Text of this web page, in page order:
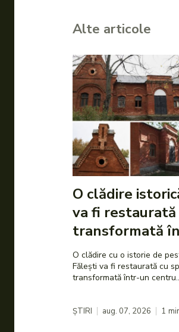
Alte articole
O clădire
va fi restaurată
transformată
O clădire cu o istorie de
Fălești va fi restaurată cu
transformată într-un
ȘTIRI aug. 07, 2026 1